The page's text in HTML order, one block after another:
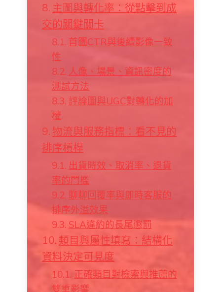
主圖與轉化率：從點擊到成
交的關鍵關卡
首圖CTR與後續影像一致
性
人像、場景、資訊密度的
測試方法
評論圖與UGC對轉化的加
權
物流與服務指標：看不見的
排序槓桿
出貨時效、取消率、退貨
率的門檻
聊聊回覆率與即時客服的
排序外溢效果
SLA違約的長尾懲罰
類目與屬性填寫：結構化
資料決定可見度
正確類目對檢索與推薦的
雙重影響